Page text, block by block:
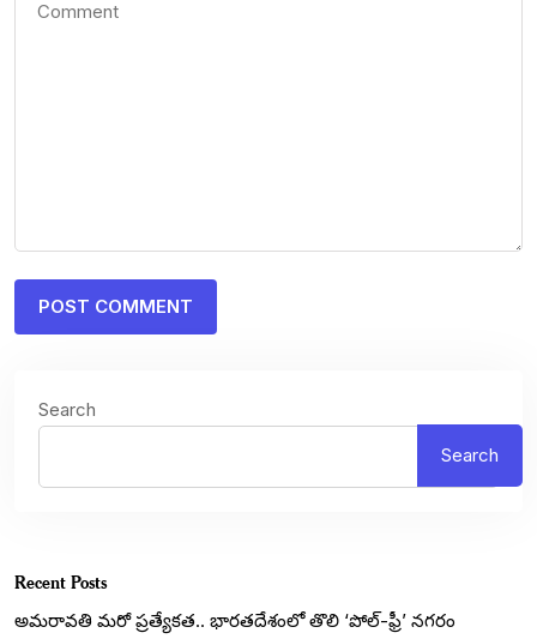
Search
Search
Recent Posts
అమరావతి మరో ప్రత్యేకత.. భారతదేశంలో తొలి ‘పోల్-ఫ్రీ’ నగరం